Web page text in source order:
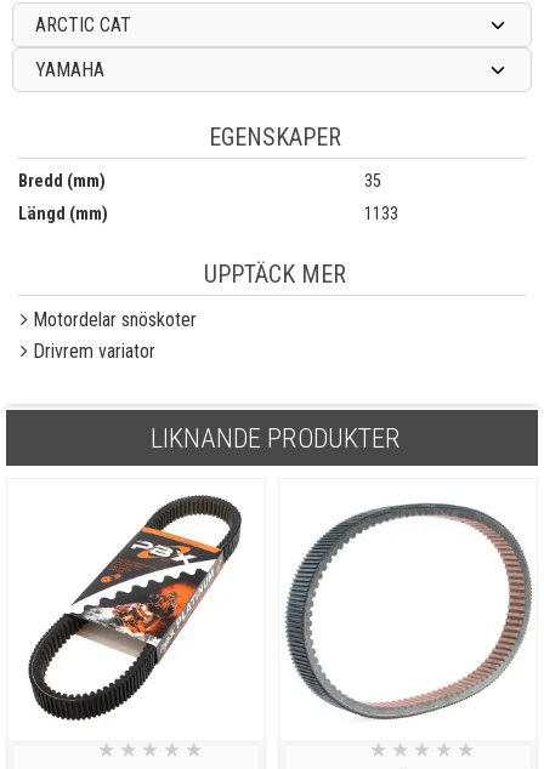
ARCTIC CAT
YAMAHA
EGENSKAPER
Bredd (mm)
35
Längd (mm)
1133
UPPTÄCK MER
Motordelar snöskoter
Drivrem variator
LIKNANDE PRODUKTER
★ ★ ★ ★ ★ ★ ★ ★ ★ ★